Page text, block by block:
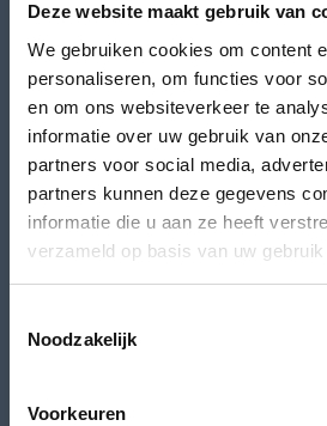
Deze website maakt gebruik van
We gebruiken cookies om content
personaliseren, om functies voor
en om ons websiteverkeer te
informatie over uw gebruik van
partners voor social media,
partners kunnen deze gegevens
informatie die u aan ze heeft
verzameld op basis van uw
Noodzakelijk
Voorkeuren
Zaterdag
Zondag
Werkplaats
3e Walstraat 7
Nijmegen
Openingstijden
Maandag
Donderdag